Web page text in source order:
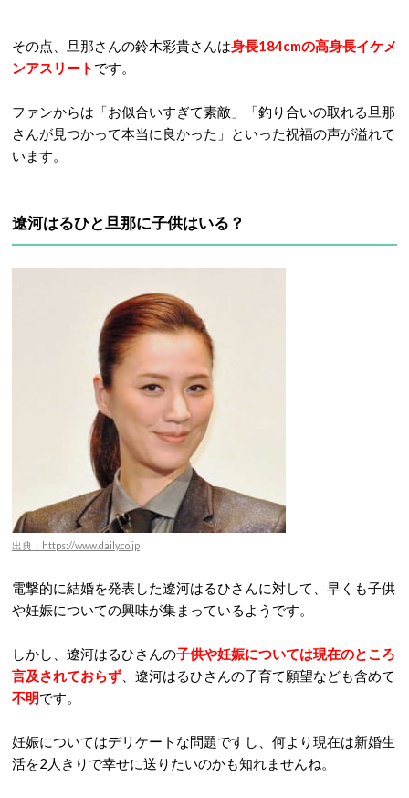
その点、旦那さんの鈴木彩貴さんは身長184cmの高身長イケメ
ンアスリート です。
ファンからは「お似合いすぎて素敵」「釣り合いの取れる旦那
さんが見つかって本当に良かった」といった祝福の声が溢れて
います。
遼河はるひと旦那に子供はいる？
出典：https://www.daily.co.jp
電撃的に結婚を発表した遼河はるひさんに対して、早くも子供
や妊娠についての興味が集まっているようです。
しかし、遼河はるひさんの子供や妊娠については現在のところ
言及されておらず 、遼河はるひさんの子育て願望なども含めて
不明です。
妊娠についてはデリケートな問題ですし、何より現在は新婚生
活を2人きりで幸せに送りたいのかも知れませんね。